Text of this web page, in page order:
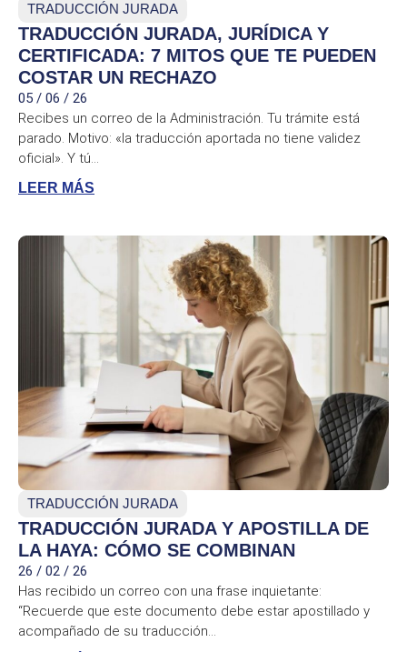
TRADUCCIÓN JURADA
TRADUCCIÓN JURADA, JURÍDICA Y
CERTIFICADA: 7 MITOS QUE TE PUEDEN
COSTAR UN RECHAZO
05 / 06 / 26
Recibes un correo de la Administración. Tu trámite está
parado. Motivo: «la traducción aportada no tiene validez
oficial». Y tú...
LEER MÁS
TRADUCCIÓN JURADA
TRADUCCIÓN JURADA Y APOSTILLA DE
LA HAYA: CÓMO SE COMBINAN
26 / 02 / 26
Has recibido un correo con una frase inquietante:
“Recuerde que este documento debe estar apostillado y
acompañado de su traducción...